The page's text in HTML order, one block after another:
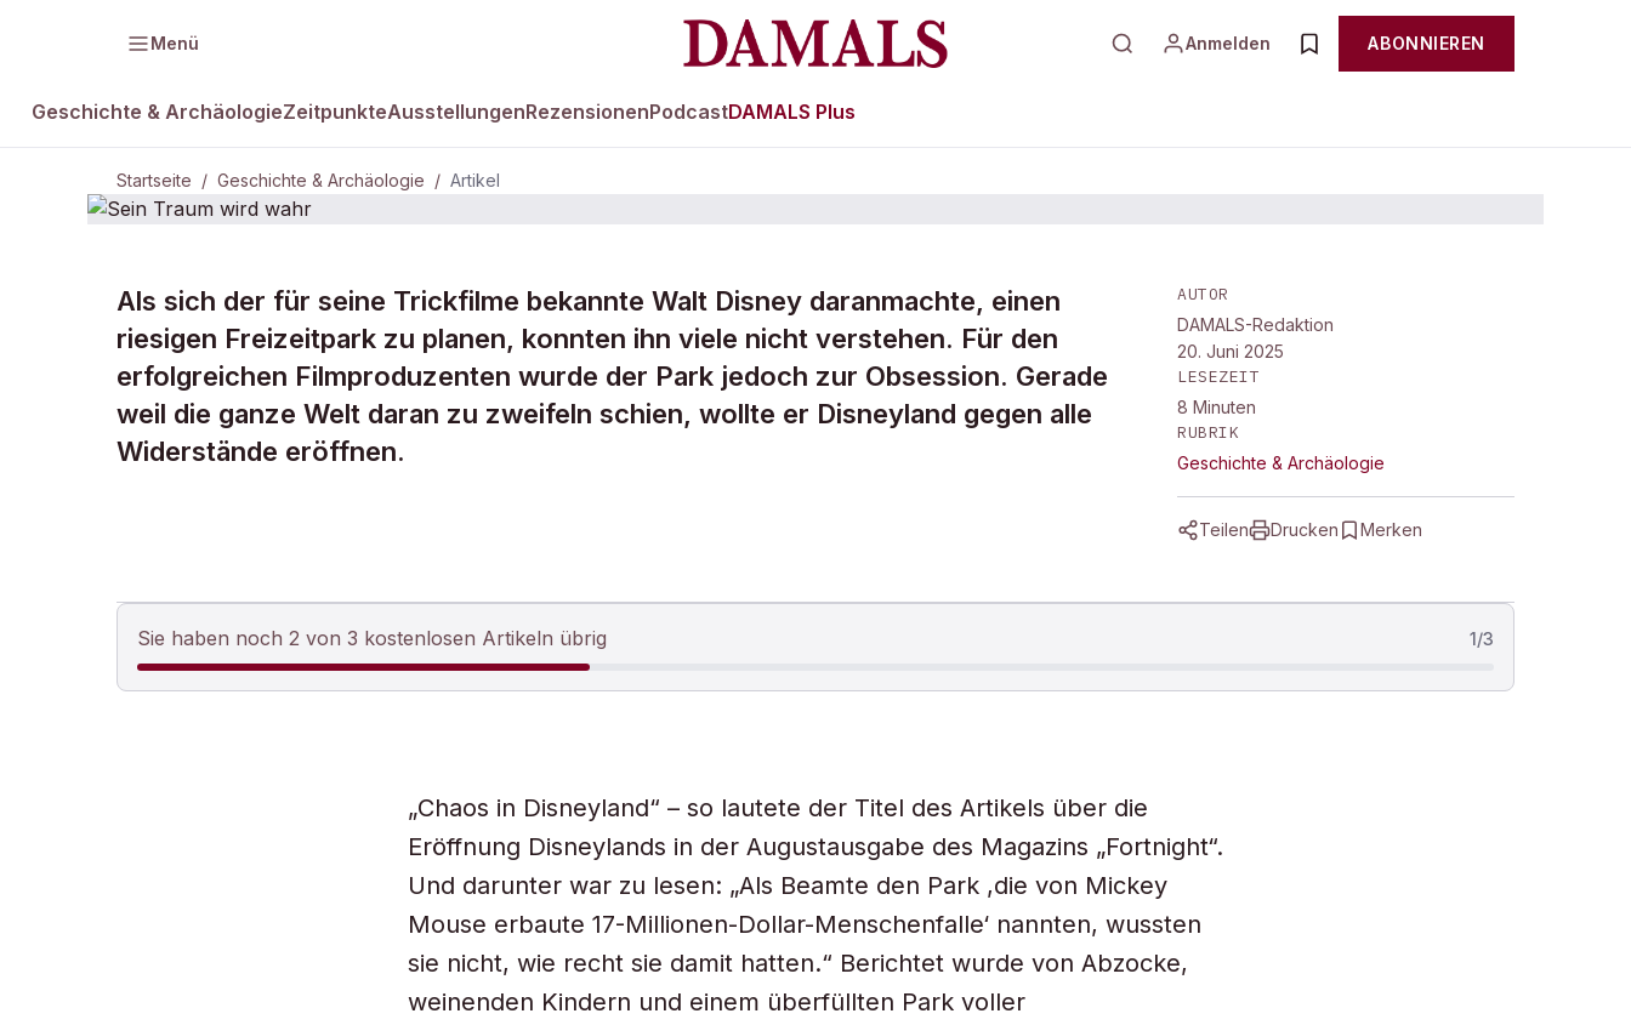
Menü Anmelden ABONNIEREN
Geschichte & ArchäologieZeitpunkteAusstellungenRezensionenPodcastDAMALS Plus
Startseite / Geschichte & Archäologie / Artikel
DAMALS Plus GESCHICHTE & ARCHÄOLOGIE
Sein Traum wird
wahr
Als sich der für seine Trickfilme bekannte Walt Disney daranmachte, einen
riesigen Freizeitpark zu planen, konnten ihn viele nicht verstehen. Für den
erfolgreichen Filmproduzenten wurde der Park jedoch zur Obsession. Gerade
weil die ganze Welt daran zu zweifeln schien, wollte er Disneyland gegen alle
Widerstände eröffnen.
AUTOR
DAMALS-Redaktion
20. Juni 2025
LESEZEIT
8 Minuten
RUBRIK
Geschichte & Archäologie
Teilen Drucken Merken
Sie haben noch 2 von 3 kostenlosen Artikeln übrig 1/3
„Chaos in Disneyland“ – so lautete der Titel des Artikels über die
Eröffnung Disneylands in der Augustausgabe des Magazins „Fortnight“.
Und darunter war zu lesen: „Als Beamte den Park ,die von Mickey
Mouse erbaute 17-Millionen-Dollar-Menschenfalle‘ nannten, wussten
sie nicht, wie recht sie damit hatten.“ Berichtet wurde von Abzocke,
weinenden Kindern und einem überfüllten Park voller